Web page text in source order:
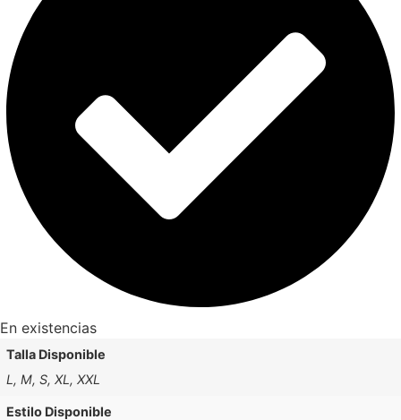
En existencias
Talla Disponible
L, M, S, XL, XXL
Estilo Disponible